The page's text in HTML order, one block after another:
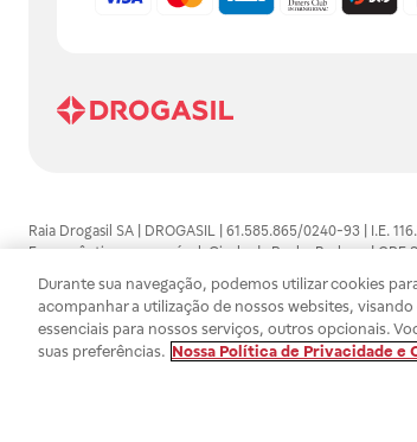
Raia Drogasil SA | DROGASIL | 61.585.865/0240-93 | I.E.
Farmacêutico responsável: Gisele da Penha Barbosa |
automedicação e não substituem, em hipótese alguma,
persistirem os sintomas, um médico deverá ser
SA trabalha com as tecnologias mais avançadas de
efetuados estão sujeitos à confirmação da disponibilidade
Durante sua navegação, podemos utilizar cookies
acompanhar a utilização de nossos websites,
essenciais para nossos serviços, outros opcionais.
suas preferências. Nossa Política de Privacidade e